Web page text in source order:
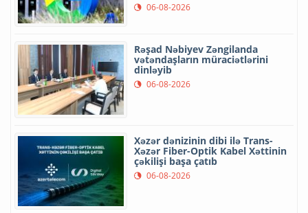
06-08-2026
Rəşad Nəbiyev Zəngilanda
vətəndaşların müraciətlərini
dinləyib
06-08-2026
Xəzər dənizinin dibi ilə Trans-
Xəzər Fiber-Optik Kabel Xəttinin
çəkilişi başa çatıb
06-08-2026